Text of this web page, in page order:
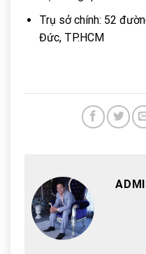
Trụ sở chính: 52
Đức, TP.HCM